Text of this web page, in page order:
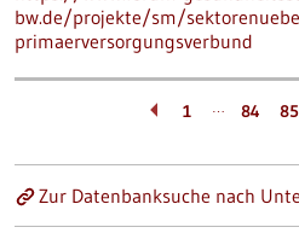
bw.de/projekte/sm/
primaerversorgungsverbund
1 … 84 85
Zur Datenbanksuche nach